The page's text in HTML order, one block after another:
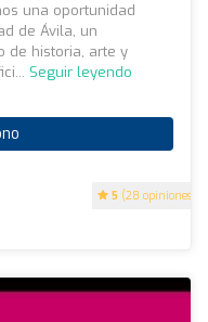
5 (28 opiniones)
una oportunidad
de Ávila, un
de historia, arte y
Seguir leyendo